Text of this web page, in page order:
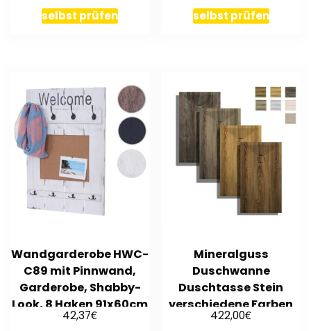
selbst prüfen selbst prüfen
Wandgarderobe HWC-
C89 mit Pinnwand,
Garderobe, Shabby-
Look, 8 Haken 91x60cm
42,37€
Mineralguss
Duschwanne
Duschtasse Stein
verschiedene Farben
Dusche Flach – Holz
422,00€